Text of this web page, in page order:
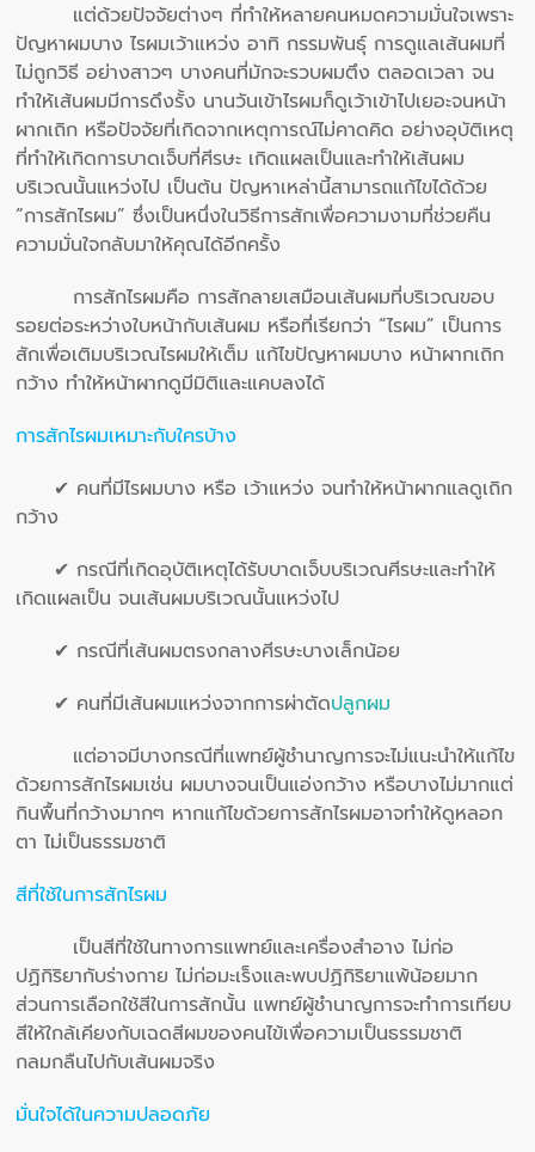
แต่ด้วยปัจจัยต่างๆ ที่ทำให้หลายคนหมดความมั่นใจเพราะ
ปัญหาผมบาง ไรผมเว้าแหว่ง อาทิ กรรมพันธุ์ การดูแลเส้นผมที่
ไม่ถูกวิธี อย่างสาวๆ บางคนที่มักจะรวบผมตึง ตลอดเวลา จน
ทำให้เส้นผมมีการดึงรั้ง นานวันเข้าไรผมก็ดูเว้าเข้าไปเยอะจนหน้า
ผากเถิก หรือปัจจัยที่เกิดจากเหตุการณ์ไม่คาดคิด อย่างอุบัติเหตุ
ที่ทำให้เกิดการบาดเจ็บที่ศีรษะ เกิดแผลเป็นและทำให้เส้นผม
บริเวณนั้นแหว่งไป เป็นต้น ปัญหาเหล่านี้สามารถแก้ไขได้ด้วย
“การสักไรผม” ซึ่งเป็นหนึ่งในวิธีการสักเพื่อความงามที่ช่วยคืน
ความมั่นใจกลับมาให้คุณได้อีกครั้ง
การสักไรผมคือ การสักลายเสมือนเส้นผมที่บริเวณขอบ
รอยต่อระหว่างใบหน้ากับเส้นผม หรือที่เรียกว่า “ไรผม” เป็นการ
สักเพื่อเติมบริเวณไรผมให้เต็ม แก้ไขปัญหาผมบาง หน้าผากเถิก
กว้าง ทำให้หน้าผากดูมีมิติและแคบลงได้
การสักไรผมเหมาะกับใครบ้าง
✔ คนที่มีไรผมบาง หรือ เว้าแหว่ง จนทำให้หน้าผากแลดูเถิก
กว้าง
✔ กรณีที่เกิดอุบัติเหตุได้รับบาดเจ็บบริเวณศีรษะและทำให้
เกิดแผลเป็น จนเส้นผมบริเวณนั้นแหว่งไป
✔ กรณีที่เส้นผมตรงกลางศีรษะบางเล็กน้อย
✔ คนที่มีเส้นผมแหว่งจากการผ่าตัดปลูกผม
แต่อาจมีบางกรณีที่แพทย์ผู้ชำนาญการจะไม่แนะนำให้แก้ไข
ด้วยการสักไรผมเช่น ผมบางจนเป็นแอ่งกว้าง หรือบางไม่มากแต่
กินพื้นที่กว้างมากๆ หากแก้ไขด้วยการสักไรผมอาจทำให้ดูหลอก
ตา ไม่เป็นธรรมชาติ
สีที่ใช้ในการสักไรผม
เป็นสีที่ใช้ในทางการแพทย์และเครื่องสำอาง ไม่ก่อ
ปฏิกิริยากับร่างกาย ไม่ก่อมะเร็งและพบปฏิกิริยาแพ้น้อยมาก
ส่วนการเลือกใช้สีในการสักนั้น แพทย์ผู้ชำนาญการจะทำการเทียบ
สีให้ใกล้เคียงกับเฉดสีผมของคนไข้เพื่อความเป็นธรรมชาติ
กลมกลืนไปกับเส้นผมจริง
มั่นใจได้ในความปลอดภัย